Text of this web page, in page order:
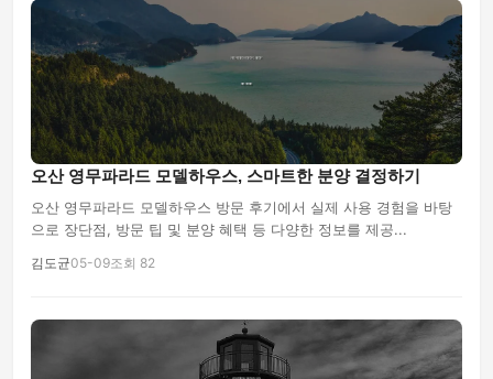
오산 영무파라드 모델하우스, 스마트한 분양 결정하기
오산 영무파라드 모델하우스 방문 후기에서 실제 사용 경험을 바탕
으로 장단점, 방문 팁 및 분양 혜택 등 다양한 정보를 제공...
김도균05-09조회 82